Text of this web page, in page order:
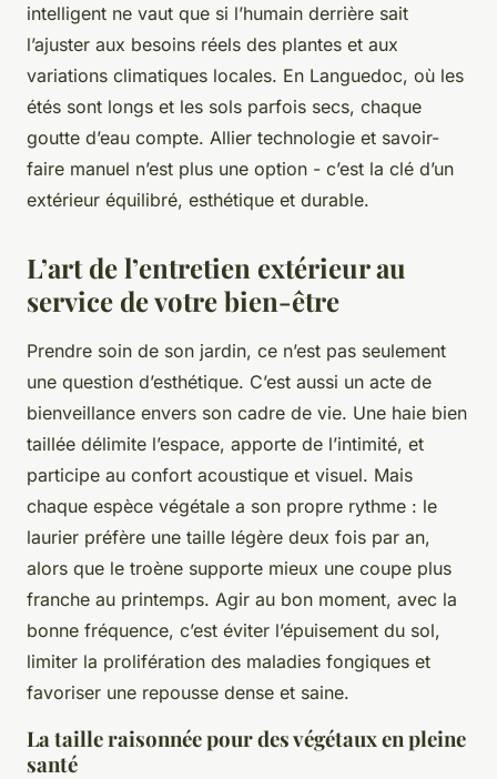
intelligent ne vaut que si l’humain derrière sait
l’ajuster aux besoins réels des plantes et aux
variations climatiques locales. En Languedoc, où les
étés sont longs et les sols parfois secs, chaque
goutte d’eau compte. Allier technologie et savoir-
faire manuel n’est plus une option - c’est la clé d’un
extérieur équilibré, esthétique et durable.
L’art de l’entretien extérieur au
service de votre bien-être
Prendre soin de son jardin, ce n’est pas seulement
une question d’esthétique. C’est aussi un acte de
bienveillance envers son cadre de vie. Une haie bien
taillée délimite l’espace, apporte de l’intimité, et
participe au confort acoustique et visuel. Mais
chaque espèce végétale a son propre rythme : le
laurier préfère une taille légère deux fois par an,
alors que le troène supporte mieux une coupe plus
franche au printemps. Agir au bon moment, avec la
bonne fréquence, c’est éviter l’épuisement du sol,
limiter la prolifération des maladies fongiques et
favoriser une repousse dense et saine.
La taille raisonnée pour des végétaux en pleine
santé